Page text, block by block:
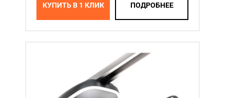
КУПИТЬ В 1 КЛИК ПОДРОБНЕЕ